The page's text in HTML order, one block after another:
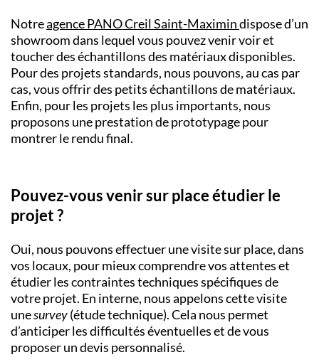
Notreagence PANO Creil Saint-Maximindispose d’un
showroom dans lequel vous pouvez venir voir et
toucher des échantillons des matériaux disponibles.
Pour des projets standards, nous pouvons, au cas par
cas, vous offrir des petits échantillons de matériaux.
Enfin, pour les projets les plus importants, nous
proposons une prestation de prototypage pour
montrer le rendu final.
Pouvez-vous venir sur place étudier le
projet ?
Oui, nous pouvons effectuer une visite sur place, dans
vos locaux, pour mieux comprendre vos attentes et
étudier les contraintes techniques spécifiques de
votre projet. En interne, nous appelons cette visite
unesurvey(étude technique). Cela nous permet
d’anticiper les difficultés éventuelles et de vous
proposer un devis personnalisé.